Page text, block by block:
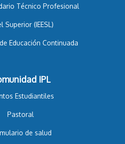
Técnico Profesional
Superior (IEESL)
Educación Continuada
IPL
Estudiantiles
Pastoral
de salud